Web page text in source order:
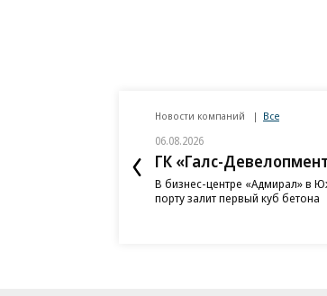
Новости компаний Все
06.08.2026
ГК «Галс-
В бизнес-центре «Адмирал» в
порту залит первый куб бетона